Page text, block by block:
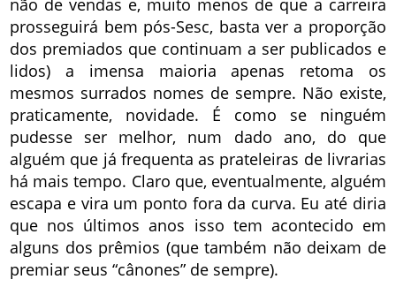
não de vendas e, muito menos de que a carreira
prosseguirá bem pós-Sesc, basta ver a proporção
dos premiados que continuam a ser publicados e
lidos) a imensa maioria apenas retoma os
mesmos surrados nomes de sempre. Não existe,
praticamente, novidade. É como se ninguém
pudesse ser melhor, num dado ano, do que
alguém que já frequenta as prateleiras de livrarias
há mais tempo. Claro que, eventualmente, alguém
escapa e vira um ponto fora da curva. Eu até diria
que nos últimos anos isso tem acontecido em
alguns dos prêmios (que também não deixam de
premiar seus “cânones” de sempre).